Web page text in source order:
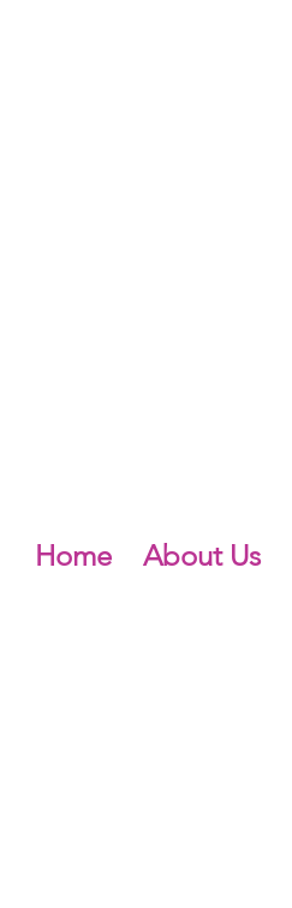
Home About Us